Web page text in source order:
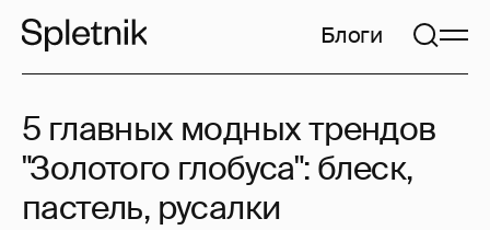
Блоги
5 главных модных трендов
"Золотого глобуса": блеск,
пастель, русалки